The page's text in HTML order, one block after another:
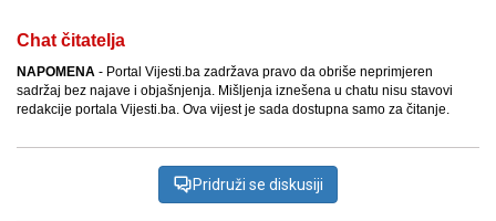
Chat čitatelja
NAPOMENA - Portal Vijesti.ba zadržava pravo da obriše neprimjeren
sadržaj bez najave i objašnjenja. Mišljenja iznešena u chatu nisu stavovi
redakcije portala Vijesti.ba. Ova vijest je sada dostupna samo za čitanje.
Pridruži se diskusiji